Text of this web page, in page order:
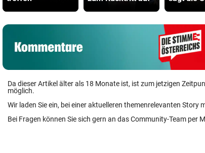
Da dieser Artikel älter als 18 Monate ist, ist zum jetzigen
möglich.
Wir laden Sie ein, bei einer aktuelleren themenrelevanten Story
Bei Fragen können Sie sich gern an das Community-Team per